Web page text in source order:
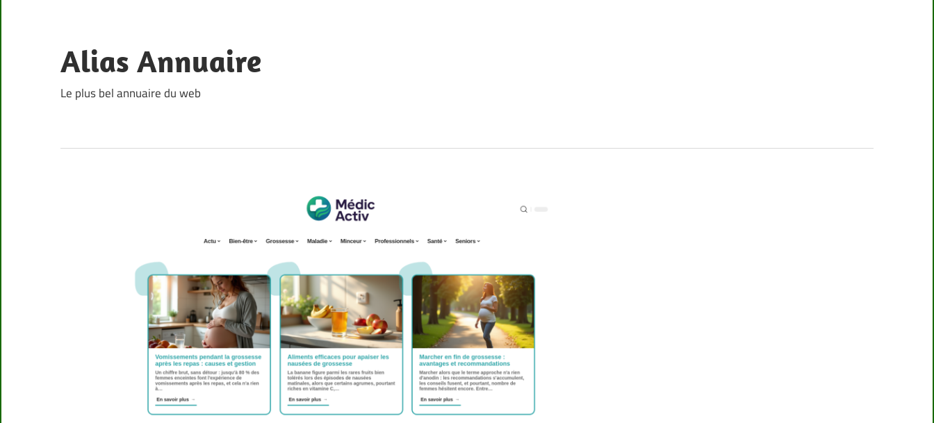
content
Alias Annuaire
Le plus bel annuaire du web